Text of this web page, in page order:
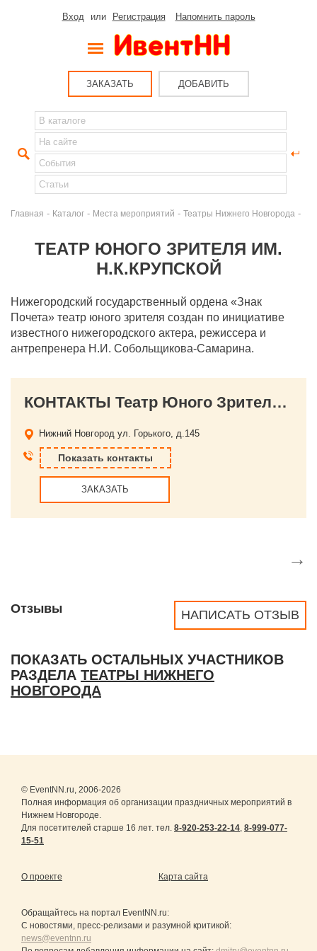
Вход или Регистрация Напомнить пароль
ЗАКАЗАТЬ ДОБАВИТЬ
Главная - Каталог - Места мероприятий - Театры Нижнего Новгорода -
ТЕАТР ЮНОГО ЗРИТЕЛЯ ИМ.
Н.К.КРУПСКОЙ
Нижегородский государственный ордена «Знак
Почета» театр юного зрителя создан по инициативе
известного нижегородского актера, режиссера и
антрепренера Н.И. Собольщикова-Самарина.
КОНТАКТЫ Театр Юного Зрителя им. Н.К.Крупской
Нижний Новгород ул. Горького, д.145
Показать контакты
ЗАКАЗАТЬ
→
НАПИСАТЬ ОТЗЫВ
Отзывы
ПОКАЗАТЬ ОСТАЛЬНЫХ УЧАСТНИКОВ
РАЗДЕЛА ТЕАТРЫ НИЖНЕГО
НОВГОРОДА
© EventNN.ru, 2006-2026
Полная информация об организации праздничных мероприятий в
Нижнем Новгороде.
Для посетителей старше 16 лет. тел. 8-920-253-22-14, 8-999-077-
15-51
О проекте Карта сайта
Обращайтесь на портал EventNN.ru:
С новостями, пресс-релизами и разумной критикой:
news@eventnn.ru